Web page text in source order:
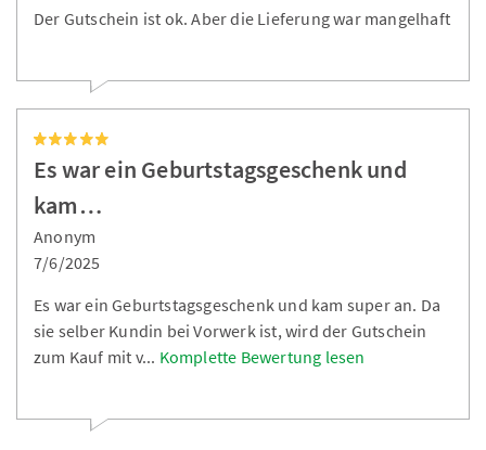
Der Gutschein ist ok. Aber die Lieferung war mangelhaft
Es war ein Geburtstagsgeschenk und
kam…
Anonym
7/6/2025
Es war ein Geburtstagsgeschenk und kam super an. Da
sie selber Kundin bei Vorwerk ist, wird der Gutschein
zum Kauf mit v... Komplette Bewertung lesen